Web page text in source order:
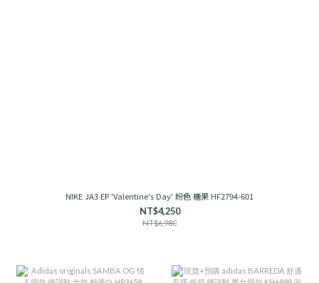
NIKE JA3 EP 'Valentine's Day' 粉色 糖果 HF2794-601
NT$4,250
NT$6,980